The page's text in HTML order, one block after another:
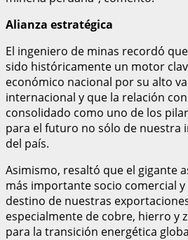
Alianza estratégica
El ingeniero de minas recordó
sido históricamente un motor
económico nacional por su alto
internacional y que la relación
consolidado como uno de los
para el futuro no sólo de nuestra
del país.
Asimismo, resaltó que el gigante
más importante socio comercial
destino de nuestras
especialmente de cobre, hierro y
para la transición energética